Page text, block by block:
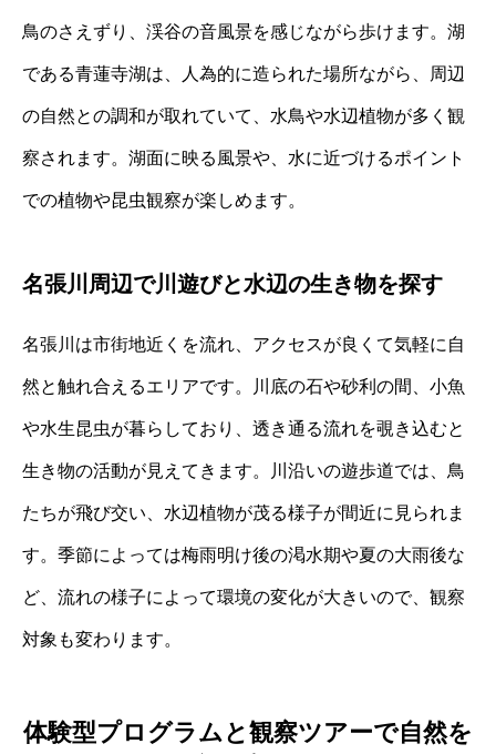
鳥のさえずり、渓谷の音風景を感じながら歩けます。湖
である青蓮寺湖は、人為的に造られた場所ながら、周辺
の自然との調和が取れていて、水鳥や水辺植物が多く観
察されます。湖面に映る風景や、水に近づけるポイント
での植物や昆虫観察が楽しめます。
名張川周辺で川遊びと水辺の生き物を探す
名張川は市街地近くを流れ、アクセスが良くて気軽に自
然と触れ合えるエリアです。川底の石や砂利の間、小魚
や水生昆虫が暮らしており、透き通る流れを覗き込むと
生き物の活動が見えてきます。川沿いの遊歩道では、鳥
たちが飛び交い、水辺植物が茂る様子が間近に見られま
す。季節によっては梅雨明け後の渇水期や夏の大雨後な
ど、流れの様子によって環境の変化が大きいので、観察
対象も変わります。
体験型プログラムと観察ツアーで自然を